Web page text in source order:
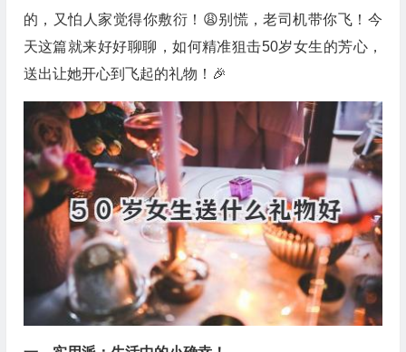
的，又怕人家觉得你敷衍！😩别慌，老司机带你飞！今
天这篇就来好好聊聊，如何精准狙击50岁女生的芳心，
送出让她开心到飞起的礼物！🎉